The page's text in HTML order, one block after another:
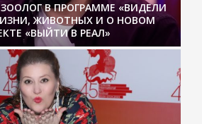
В ПРОГРАММЕ «ВИДЕЛИ
ЖИВОТНЫХ И О НОВОМ
«ВЫЙТИ В РЕАЛ»